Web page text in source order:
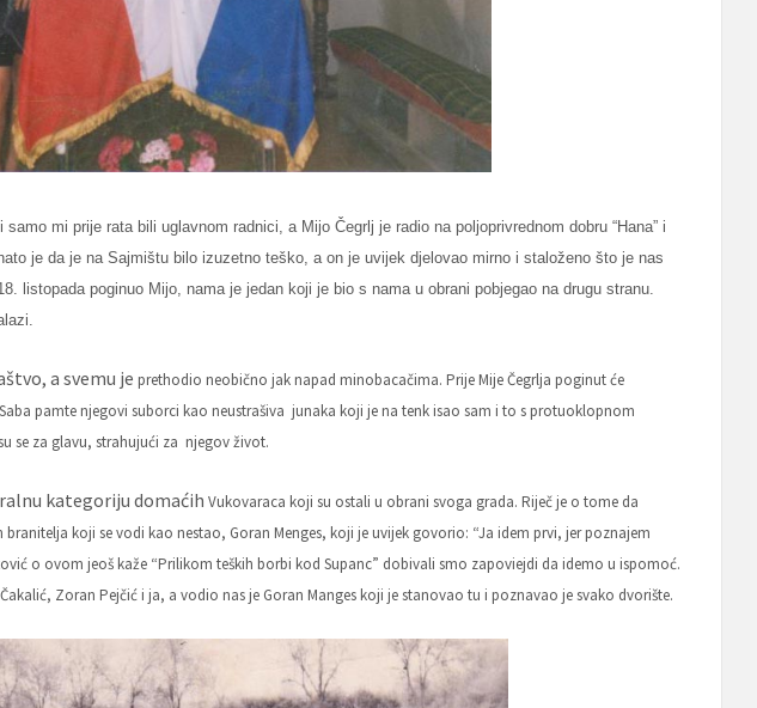
samo mi prije rata bili uglavnom radnici, a Mijo Čegrlj je radio na poljoprivrednom dobru “Hana” i
je da je na Sajmištu bilo izuzetno teško, a on je uvijek djelovao mirno i staloženo što je nas
listopada poginuo Mijo, nama je jedan koji je bio s nama u obrani pobjegao na drugu stranu.
a svemu jeprethodio neobično jak napad minobacačima. Prije Mije Čegrlja poginut će
pamte njegovi suborci kao neustrašiva junaka koji je na tenk isao sam i to s protuoklopnom
se za glavu, strahujući za njegov život.
kategoriju domaćihVukovaraca koji su ostali u obrani svoga grada. Riječ je o tome da
koji se vodi kao nestao, Goran Menges, koji je uvijek govorio: “Ja idem prvi, jer poznajem
o ovom jeoš kaže “Prilikom teških borbi kod Supanc” dobivali smo zapoviejdi da idemo u ispomoć.
Zoran Pejčić i ja, a vodio nas je Goran Manges koji je stanovao tu i poznavao je svako dvorište.